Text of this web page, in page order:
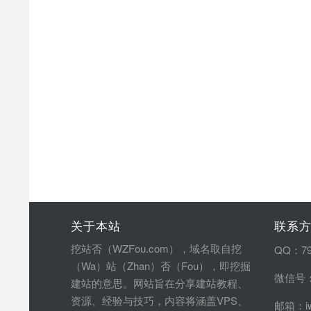
关于本站
挖站否（WZFou.com），域名取自挖
（Wa）站（Zhan）否（Fou），即挖掘
建站的意思。网站旨在分享建站教程、
资源、经验与技巧，内容将涵盖VPS、
联系
QQ：
微信号
邮箱：